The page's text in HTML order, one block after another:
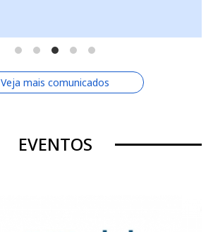
Veja mais comunicados
EVENTOS